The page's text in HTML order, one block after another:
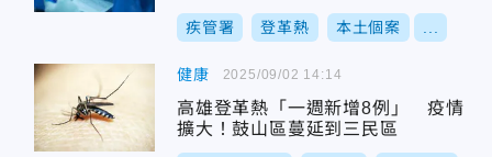
疾管署 登革熱 本土個案
健康
高雄登革熱「一週新增8例」 疫情
擴大！鼓山區蔓延到三民區
2025/09/02 14:14